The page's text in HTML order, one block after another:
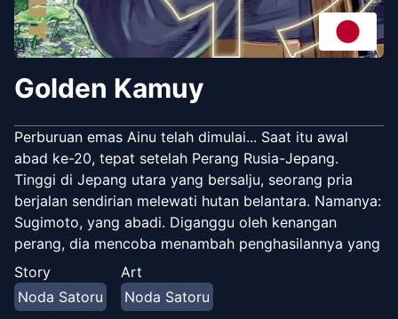
Golden Kamuy
Perburuan emas Ainu telah dimulai... Saat itu awal
abad ke-20, tepat setelah Perang Rusia-Jepang.
Tinggi di Jepang utara yang bersalju, seorang pria
berjalan sendirian melewati hutan belantara. Namanya:
Sugimoto, yang abadi. Diganggu oleh kenangan
perang, dia mencoba menambah penghasilannya yang
sedikit dengan mencari emas - tidak berhasil. Tapi
kemudian dia mengetahui tentang timbunan emas
yang pernah dicuri dari Ainu. Satu-satunya petunjuk:
Story
Noda Satoru
Art
Noda Satoru